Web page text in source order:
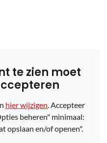
te zien moet
hier wijzigen. Accepteer
beheren" minimaal:
opslaan en/of openen".